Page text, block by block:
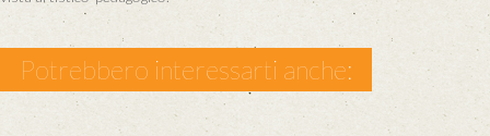
Potrebbero interessarti anche: